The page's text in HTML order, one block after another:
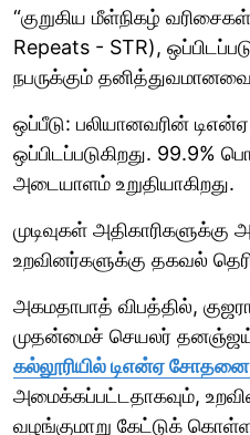
“குறுகிய மீள்நிகழ்
Repeats - STR),
நபருக்கும்
ஒப்பீடு: பலியானவரின்
ஒப்பிடப்படுகிறது. 99.9%
அடையாளம் உறுதியாகிறது.
முடிவுகள் அதிகாரிகளுக்கு
உறவினர்களுக்கு தகவல்
அகமதாபாத் விபத்தில்,
முதன்மைச் செயலர் தனஞ்ஜய்
கல்லூரியில் டிஎன்ஏ
அமைக்கப்பட்டதாகவும்,
வழங்குமாறு கேட்டுக்